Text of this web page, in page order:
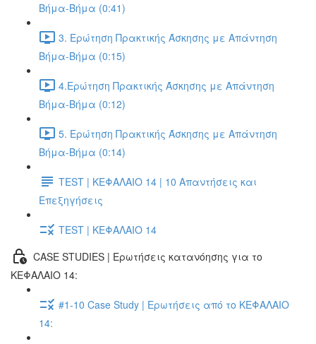
Βήμα-Βήμα (0:41)
3. Ερώτηση Πρακτικής Άσκησης με Απάντηση
Βήμα-Βήμα (0:15)
4.Ερώτηση Πρακτικής Άσκησης με Απάντηση
Βήμα-Βήμα (0:12)
5. Ερώτηση Πρακτικής Άσκησης με Απάντηση
Βήμα-Βήμα (0:14)
TEST | ΚΕΦΑΛΑΙΟ 14 | 10 Απαντήσεις και
Επεξηγήσεις
TEST | ΚΕΦΑΛΑΙΟ 14
CASE STUDIES | Ερωτήσεις κατανόησης για το
ΚΕΦΑΛΑΙΟ 14:
#1-10 Case Study | Ερωτήσεις από το ΚΕΦΑΛΑΙΟ
14: